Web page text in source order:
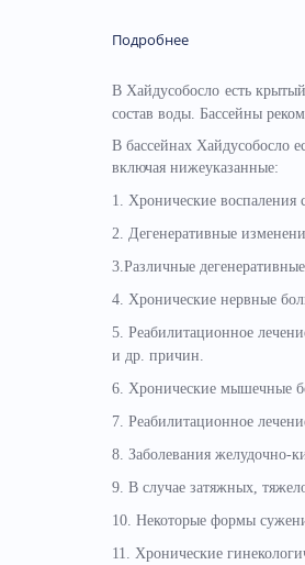
Подробнее
В Хайдусобосло есть
состав воды. Бассейны
В бассейнах Хайдусобосло
включая нижеуказанные:
1. Хронические воспаления
2. Дегенеративные
3.Различные
4. Хронические нервные
5. Реабилитационное
и др. причин.
6. Хронические мышечные
7. Реабилитационное
8. Заболевания желудочно-
9. В случае затяжных,
10. Некоторые формы
11. Хронические